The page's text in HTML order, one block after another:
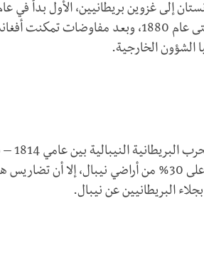
عام 1878 حتى عام 1880، وبعد
الشؤون الخارجية.
من السيطرة على 30% من أراضي نيبال، إلا
البريطانيين عن نيبال.